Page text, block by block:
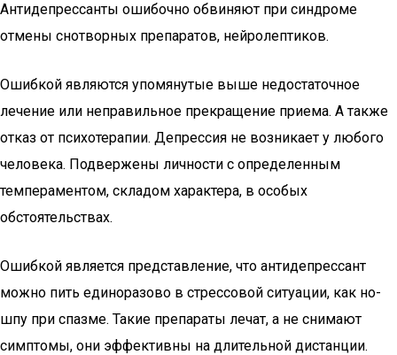
Антидепрессанты ошибочно обвиняют при синдроме
отмены снотворных препаратов, нейролептиков.
Ошибкой являются упомянутые выше недостаточное
лечение или неправильное прекращение приема. А также
отказ от психотерапии. Депрессия не возникает у любого
человека. Подвержены личности с определенным
темпераментом, складом характера, в особых
обстоятельствах.
Ошибкой является представление, что антидепрессант
можно пить единоразово в стрессовой ситуации, как но-
шпу при спазме. Такие препараты лечат, а не снимают
симптомы, они эффективны на длительной дистанции.